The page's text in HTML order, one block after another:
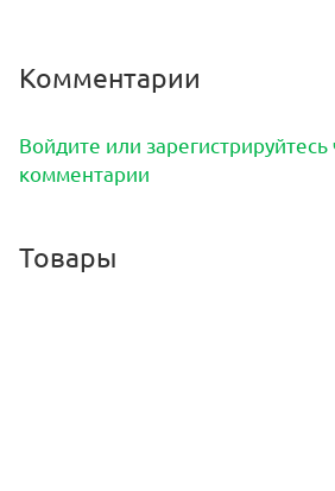
Комментарии
Войдите или
комментарии
Товары